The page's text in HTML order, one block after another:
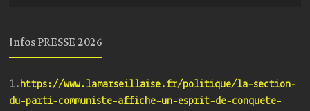
Infos PRESSE 2026
1. https://www.lamarseillaise.fr/politique/la-section-
du-parti-communiste-affiche-un-esprit-de-conquete-